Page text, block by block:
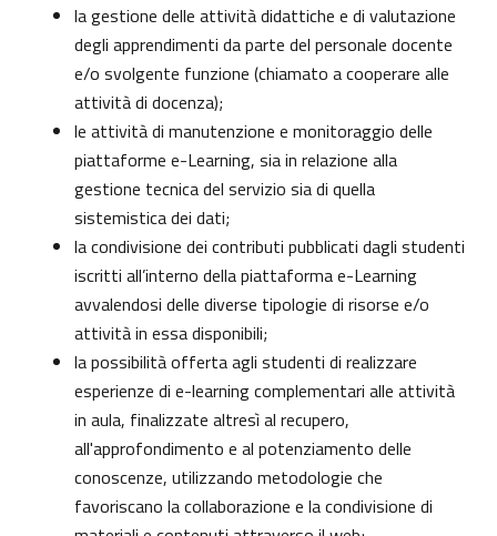
la gestione delle attività didattiche e di valutazione
degli apprendimenti da parte del personale docente
e/o svolgente funzione (chiamato a cooperare alle
attività di docenza);
le attività di manutenzione e monitoraggio delle
piattaforme e-Learning, sia in relazione alla
gestione tecnica del servizio sia di quella
sistemistica dei dati;
la condivisione dei contributi pubblicati dagli studenti
iscritti all’interno della piattaforma e-Learning
avvalendosi delle diverse tipologie di risorse e/o
attività in essa disponibili;
la possibilità offerta agli studenti di realizzare
esperienze di e-learning complementari alle attività
in aula, finalizzate altresì al recupero,
all'approfondimento e al potenziamento delle
conoscenze, utilizzando metodologie che
favoriscano la collaborazione e la condivisione di